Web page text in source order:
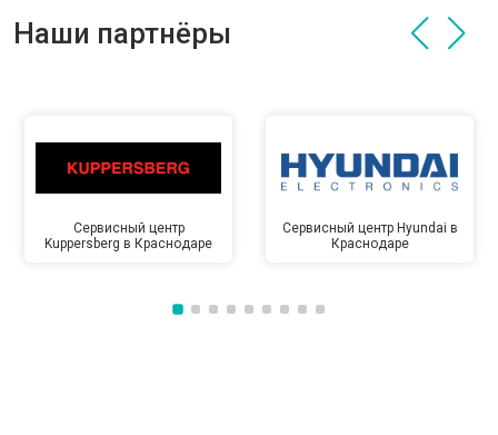
Наши партнёры
Сервисный центр
Kuppersberg в Краснодаре
Сервисный центр Hyundai в
Краснодаре